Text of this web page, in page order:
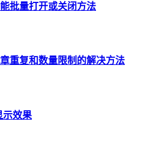
批量打开或关闭方法
重复和数量限制的解决方法
示效果